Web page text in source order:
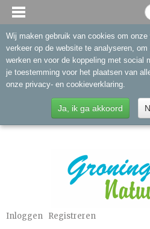
Inloggen Registreren
Wij maken gebruik van cookies om
verkeer op de website te analyseren,
werken en voor de koppeling met social
je toestemming voor het plaatsen van
onze privacy- en cookieverklaring.
Ja, ik ga akkoord